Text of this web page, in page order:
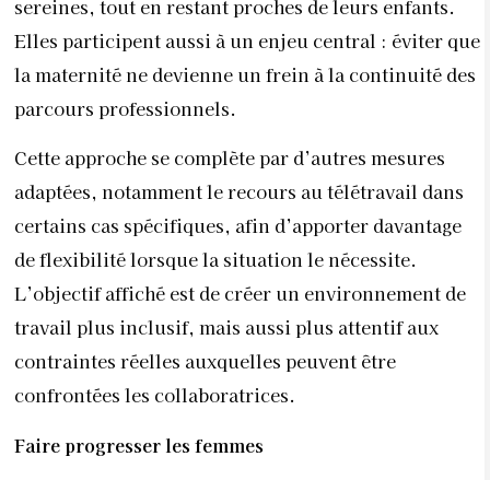
sereines, tout en restant proches de leurs enfants.
Elles participent aussi à un enjeu central : éviter que
la maternité ne devienne un frein à la continuité des
parcours professionnels.
Cette approche se complète par d’autres mesures
adaptées, notamment le recours au télétravail dans
certains cas spécifiques, afin d’apporter davantage
de flexibilité lorsque la situation le nécessite.
L’objectif affiché est de créer un environnement de
travail plus inclusif, mais aussi plus attentif aux
contraintes réelles auxquelles peuvent être
confrontées les collaboratrices.
Faire progresser les femmes